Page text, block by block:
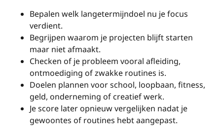
Bepalen welk langetermijndoel nu je focus
verdient.
Begrijpen waarom je projecten blijft starten
maar niet afmaakt.
Checken of je probleem vooral afleiding,
ontmoediging of zwakke routines is.
Doelen plannen voor school, loopbaan, fitness,
geld, onderneming of creatief werk.
Je score later opnieuw vergelijken nadat je
gewoontes of routines hebt aangepast.